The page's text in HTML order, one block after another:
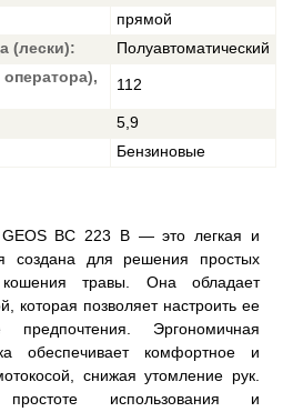
прямой
(лески):
Полуавтоматический
112
5,9
Бензиновые
GEOS BC 223 B — это легкая и
создана для решения простых
травы. Она обладает
которая позволяет настроить ее
предпочтения. Эргономичная
обеспечивает комфортное и
снижая утомление рук.
использования и